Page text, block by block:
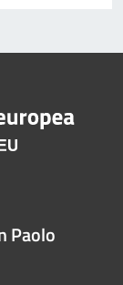
Paolo